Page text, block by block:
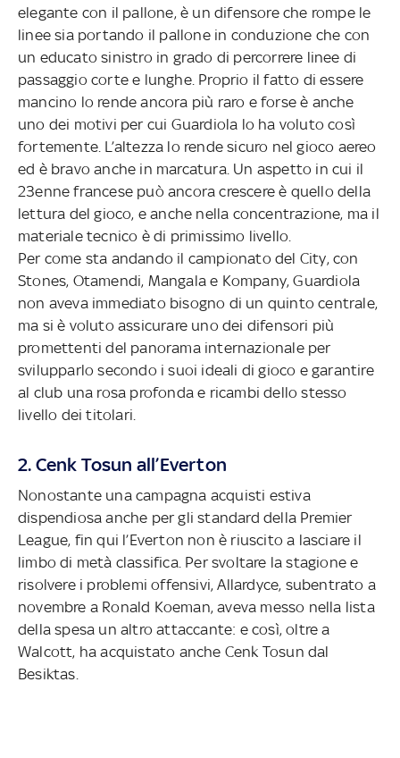
elegante con il pallone, è un difensore che rompe le
linee sia portando il pallone in conduzione che con
un educato sinistro in grado di percorrere linee di
passaggio corte e lunghe. Proprio il fatto di essere
mancino lo rende ancora più raro e forse è anche
uno dei motivi per cui Guardiola lo ha voluto così
fortemente. L’altezza lo rende sicuro nel gioco aereo
ed è bravo anche in marcatura. Un aspetto in cui il
23enne francese può ancora crescere è quello della
lettura del gioco, e anche nella concentrazione, ma il
materiale tecnico è di primissimo livello.
Per come sta andando il campionato del City, con
Stones, Otamendi, Mangala e Kompany, Guardiola
non aveva immediato bisogno di un quinto centrale,
ma si è voluto assicurare uno dei difensori più
promettenti del panorama internazionale per
svilupparlo secondo i suoi ideali di gioco e garantire
al club una rosa profonda e ricambi dello stesso
livello dei titolari.
2. Cenk Tosun all’Everton
Nonostante una campagna acquisti estiva
dispendiosa anche per gli standard della Premier
League, fin qui l’Everton non è riuscito a lasciare il
limbo di metà classifica. Per svoltare la stagione e
risolvere i problemi offensivi, Allardyce, subentrato a
novembre a Ronald Koeman, aveva messo nella lista
della spesa un altro attaccante: e così, oltre a
Walcott, ha acquistato anche Cenk Tosun dal
Besiktas.